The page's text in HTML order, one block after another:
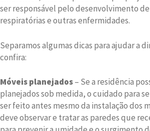
ser responsável pelo desenvolvimento
respiratórias e outras enfermidades.
Separamos algumas dicas para ajudar a
confira:
Móveis planejados– Se a residência
planejados sob medida, o cuidado para
ser feito antes mesmo da instalação dos
deve observar e tratar as paredes que